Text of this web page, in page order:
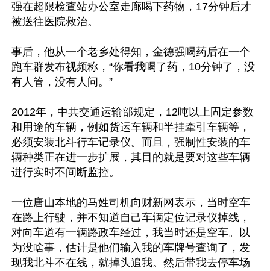
强在超限检查站办公室走廊喝下药物，17分钟后才
被送往医院救治。
事后，他从一个老乡处得知，金德强喝药后在一个
跑车群发布视频称，“你看我喝了药，10分钟了，没
有人管，没有人问。”
2012年，中共交通运输部规定，12吨以上固定参数
和用途的车辆，例如货运车辆和半挂牵引车辆等，
必须安装北斗行车记录仪。而且，强制性安装的车
辆种类正在进一步扩展，其目的就是要对这些车辆
进行实时不间断监控。
一位唐山本地的马姓司机向财新网表示，当时空车
在路上行驶，并不知道自己车辆定位记录仪掉线，
对向车道有一辆路政车经过，我当时还是空车。以
为没啥事，估计是他们输入我的车牌号查询了，发
现我北斗不在线，就掉头追我。然后带我去停车场